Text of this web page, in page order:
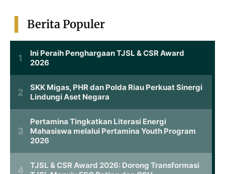
Berita Populer